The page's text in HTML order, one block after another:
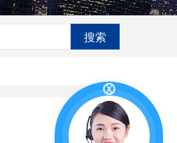
搜索